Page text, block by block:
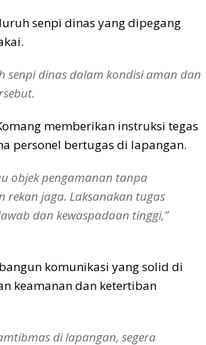
senpi dinas yang dipegang
senpi dinas dalam kondisi aman dan
memberikan instruksi tegas
personel bertugas di lapangan.
objek pengamanan tanpa
jaga. Laksanakan tugas
dan kewaspadaan tinggi,”
komunikasi yang solid di
keamanan dan ketertiban
di lapangan, segera